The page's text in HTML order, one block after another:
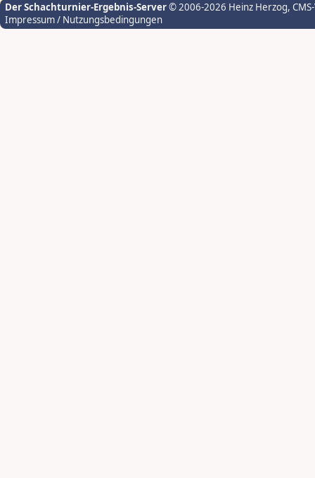
Der Schachturnier-Ergebnis-Server© 2006-2026 Heinz Herzog,
Impressum / Nutzungsbedingungen